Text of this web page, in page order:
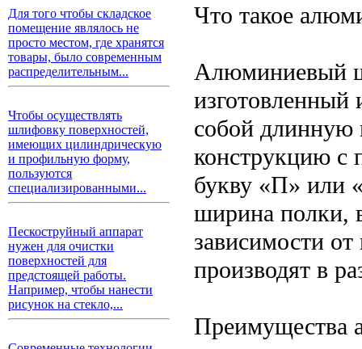
Для того чтобы складское
помещение являлось не
просто местом, где хранятся
товары, было современным
распределительным...
Чтобы осуществлять
шлифовку поверхностей,
имеющих цилиндрическую
и профильную форму,
пользуются
специализированными...
Пескоструйный аппарат
нужен для очистки
поверхностей для
предстоящей работы.
Например, чтобы нанести
рисунок на стекло,...
Что такое
Алюминиевый
изготовленный
собой длинную
конструкцию с
букву «П» или
ширина полки,
зависимости
производят в
Преимущества